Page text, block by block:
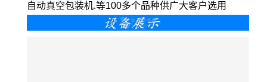
自动真空包装机.等100多个品种供广大客户选用